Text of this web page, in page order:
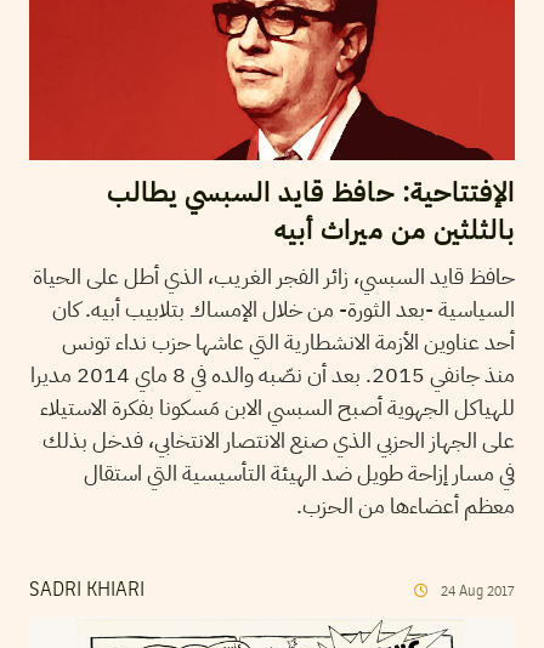
الإفتتاحية: حافظ قايد السبسي يطالب
بالثلثين من ميراث أبيه
حافظ قايد السبسي، زائر الفجر الغريب، الذي أطل على الحياة
السياسية -بعد الثورة- من خلال الإمساك بتلابيب أبيه. كان
أحد عناوين الأزمة الانشطارية التي عاشها حزب نداء تونس
منذ جانفي 2015. بعد أن نصّبه والده في 8 ماي 2014 مديرا
للهياكل الجهوية أصبح السبسي الابن مَسكونا بفكرة الاستيلاء
على الجهاز الحزبي الذي صنع الانتصار الانتخابي، فدخل بذلك
في مسار إزاحة طويل ضد الهيئة التأسيسية التي استقال
معظم أعضاءها من الحزب.
SADRI KHIARI 24 Aug 2017